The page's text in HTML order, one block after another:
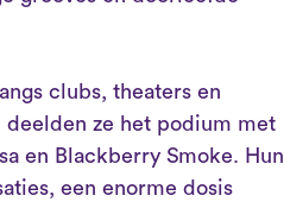
clubs, theaters en
ze het podium met
en Blackberry Smoke. Hun
een enorme dosis